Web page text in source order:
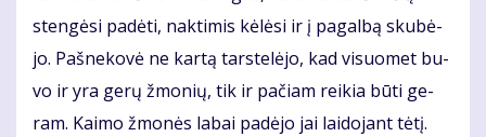
sten­gė­si pa­dė­ti, nak­ti­mis kė­lė­si ir į pa­gal­bą sku­bė­
jo. Pa­šne­ko­vė ne kar­tą tars­te­lė­jo, kad vi­suo­met bu­
vo ir yra ge­rų žmo­nių, tik ir pa­čiam rei­kia bū­ti ge­
ram. Kai­mo žmo­nės la­bai pa­dė­jo jai lai­do­jant tė­tį.